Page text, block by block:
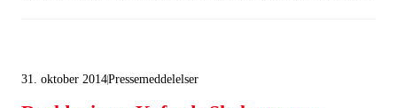
31. oktober 2014Pressemeddelelser